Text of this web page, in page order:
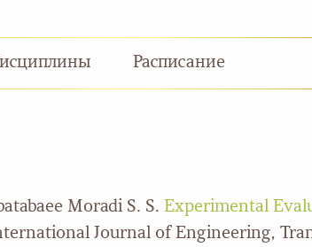
Расписание
Moradi S. S. Experimental
Journal of Engineering,